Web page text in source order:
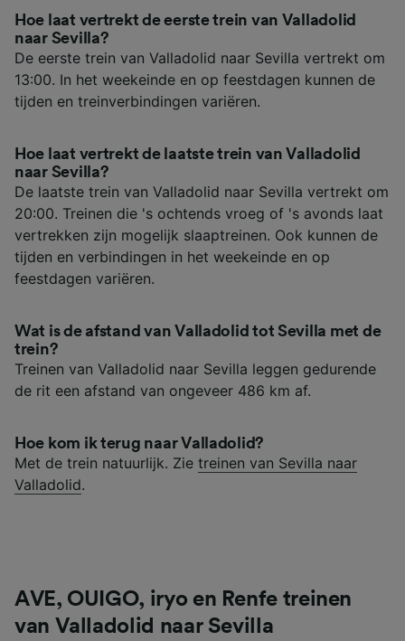
Hoe laat vertrekt de eerste trein van Valladolid
naar Sevilla?
De eerste trein van Valladolid naar Sevilla vertrekt om
13:00. In het weekeinde en op feestdagen kunnen de
tijden en treinverbindingen variëren.
Hoe laat vertrekt de laatste trein van Valladolid
naar Sevilla?
De laatste trein van Valladolid naar Sevilla vertrekt om
20:00. Treinen die 's ochtends vroeg of 's avonds laat
vertrekken zijn mogelijk slaaptreinen. Ook kunnen de
tijden en verbindingen in het weekeinde en op
feestdagen variëren.
Wat is de afstand van Valladolid tot Sevilla met de
trein?
Treinen van Valladolid naar Sevilla leggen gedurende
de rit een afstand van ongeveer 486 km af.
Hoe kom ik terug naar Valladolid?
Met de trein natuurlijk. Zie treinen van Sevilla naar
Valladolid.
AVE, OUIGO, iryo en Renfe treinen
van Valladolid naar Sevilla